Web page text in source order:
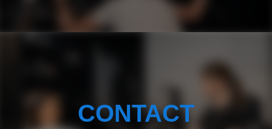
CONTACT